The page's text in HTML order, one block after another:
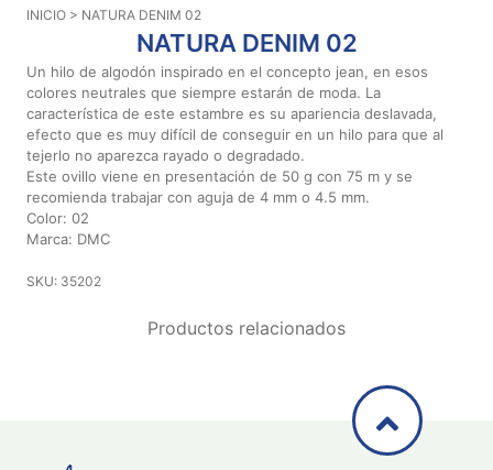
Aviso De
2026
Para
Bordar
Distribuidores
INICIO > NATURA DENIM 02
NATURA DENIM 02
Un hilo de algodón inspirado en el concepto jean, en esos
colores neutrales que siempre estarán de moda. La
característica de este estambre es su apariencia deslavada,
efecto que es muy difícil de conseguir en un hilo para que al
tejerlo no aparezca rayado o degradado.
Este ovillo viene en presentación de 50 g con 75 m y se
recomienda trabajar con aguja de 4 mm o 4.5 mm.
Color: 02
Marca: DMC
SKU: 35202
Productos relacionados